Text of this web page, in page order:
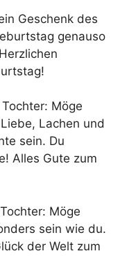
Geschenk des
genauso
Möge
Lachen und
sein. Du
Alles Gute zum
Möge
sein wie du.
der Welt zum